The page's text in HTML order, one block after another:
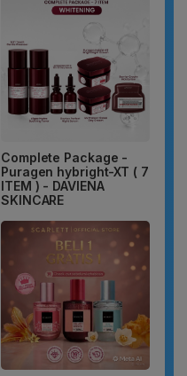
Complete Package -
Puragen hybright-XT ( 7
ITEM ) - DAVIENA
SKINCARE